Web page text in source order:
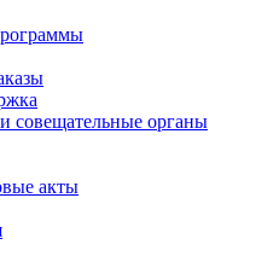
совещательные органы
акты